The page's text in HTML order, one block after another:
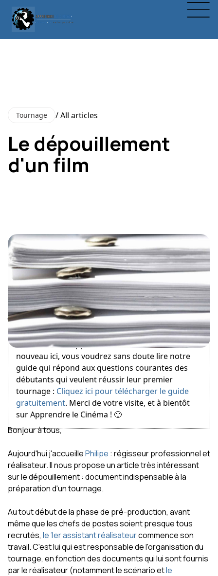
Tournage / All articles
Le dépouillement
d'un film
January 27, 2013
Bienvenue sur Apprendre le Cinéma ! Si vous êtes
nouveau ici, vous voudrez sans doute lire notre
guide qui répond aux questions courantes des
débutants qui veulent réussir leur premier
tournage : Cliquez ici pour télécharger le guide
gratuitement. Merci de votre visite, et à bientôt
sur Apprendre le Cinéma ! 🙂
Bonjour à tous,
Aujourd'hui j'accueillePhilipe : régisseur professionnel et
réalisateur. Il nous propose un article très intéressant
sur le dépouillement : document indispensable à la
préparation d'un tournage.
Au tout début de la phase de pré-production, avant
même que les chefs de postes soient presque tous
recrutés, le 1er assistant réalisateurcommence son
travail. C'est lui qui est responsable de l'organisation du
tournage, en fonction des documents qui lui sont fournis
par le réalisateur (notamment le scénario etle